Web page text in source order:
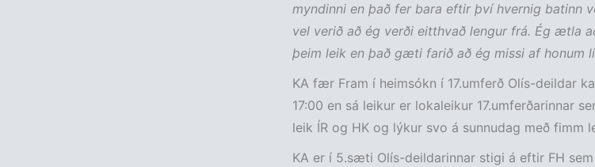
myndinni en það fer bara eftir því hvernig batinn
vel verið að ég verði eitthvað lengur frá. Ég ætla
þeim leik en það gæti farið að ég missi af honum
KA fær Fram í heimsókn í 17.umferð Olís-deildar
17:00 en sá leikur er lokaleikur 17.umferðarinnar
leik ÍR og HK og lýkur svo á sunnudag með fimm
KA er í 5.sæti Olís-deildarinnar stigi á eftir FH